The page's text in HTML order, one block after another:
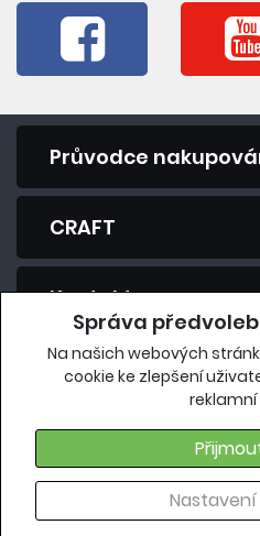
Správa
Na našich webových
cookie ke zlepšení
reklamní
Nastavení
Průvodce
CRAFT
Kontakt
Máte dotaz?
+420
Copyright 2018,